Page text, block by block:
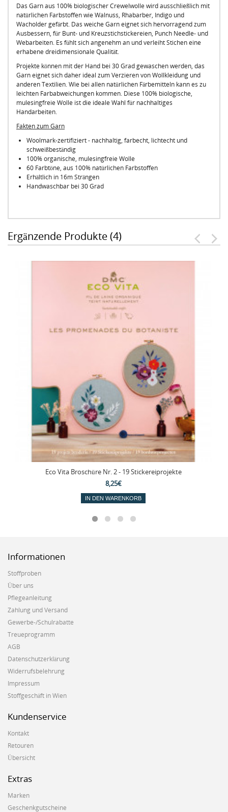
Das Garn aus 100% biologischer Crewelwolle wird ausschließlich mit
natürlichen Farbstoffen wie Walnuss, Rhabarber, Indigo und
Wacholder gefärbt. Das weiche Garn eignet sich hervorragend zum
Ausbessern, für Bunt- und Kreuzstichstickereien, Punch Needle- und
Webarbeiten. Es fühlt sich angenehm an und verleiht Stichen eine
erhabene dreidimensionale Qualität.
Projekte können mit der Hand bei 30 Grad gewaschen werden, das
Garn eignet sich daher ideal zum Verzieren von Wollkleidung und
anderen Textilien. Wie bei allen natürlichen Färbemitteln kann es zu
leichten Farbabweichungen kommen. Diese 100% biologische,
mulesingfreie Wolle ist die ideale Wahl für nachhaltiges
Handarbeiten.
Fakten zum Garn
Woolmark-zertifiziert - nachhaltig, farbecht, lichtecht und
schweißbeständig
100% organische, mulesingfreie Wolle
60 Farbtöne, aus 100% natürlichen Farbstoffen
Erhältlich in 16m Strängen
Handwaschbar bei 30 Grad
Ergänzende Produkte (4)
Eco Vita Broschüre Nr. 2 - 19 Stickereiprojekte
8,25€
IN DEN WARENKORB
Informationen
Stoffproben
Über uns
Pflegeanleitung
Zahlung und Versand
Gewerbe-/Schulrabatte
Treueprogramm
AGB
Datenschutzerklärung
Widerrufsbelehrung
Impressum
Stoffgeschäft in Wien
Kundenservice
Kontakt
Retouren
Übersicht
Extras
Marken
Geschenkgutscheine